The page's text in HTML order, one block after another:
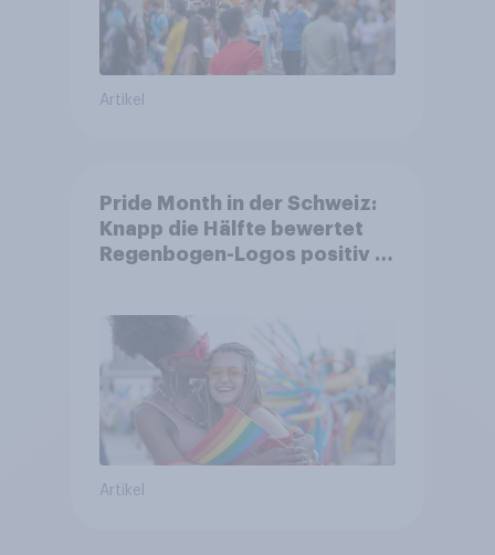
Artikel
Pride Month in der Schweiz:
Knapp die Hälfte bewertet
Regenbogen-Logos positiv –
Artikel